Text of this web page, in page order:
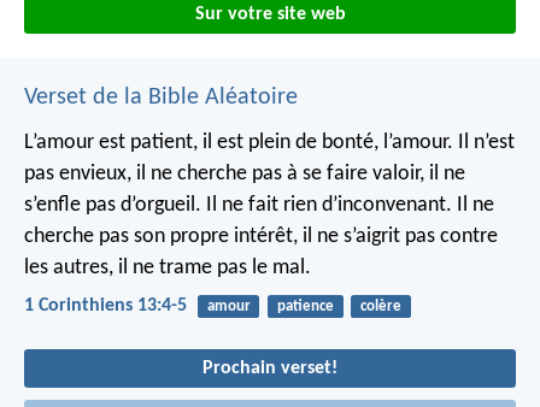
Sur votre site web
Verset de la Bible Aléatoire
L’amour est patient, il est plein de bonté, l’amour. Il n’est
pas envieux, il ne cherche pas à se faire valoir, il ne
s’enfle pas d’orgueil. Il ne fait rien d’inconvenant. Il ne
cherche pas son propre intérêt, il ne s’aigrit pas contre
les autres, il ne trame pas le mal.
1 Corinthiens 13:4-5 amour patience colère
Prochain verset!